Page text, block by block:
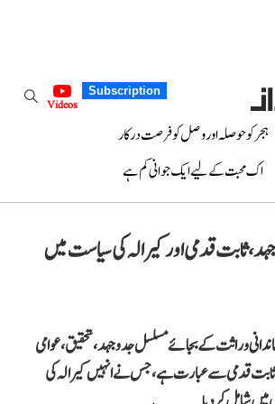
Subscription
Videos
ہجر کو حوصلہ اور وصل کو فرصت درکار
اک محبت کے لیے ایک جوانی کم ہے
ثابت قدمی اور کیرالہ کی سیاست میں
وراثت کے بجائے مسلسل جدوجہد، تحقیق، عوامی
ثابت قدمی سے عبارت ہے، جس نے انہیں کیرالہ کی